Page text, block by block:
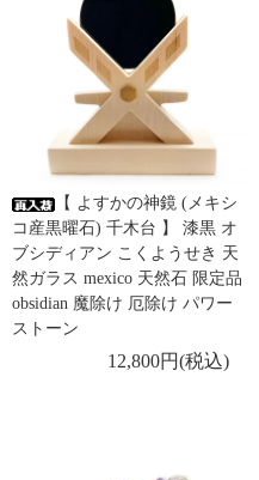
【 よすかの神鏡 (メキシ
コ産黒曜石) 千木台 】 漆黒 オ
ブシディアン こくようせき 天
然ガラス mexico 天然石 限定品
obsidian 魔除け 厄除け パワー
ストーン
12,800円(税込)